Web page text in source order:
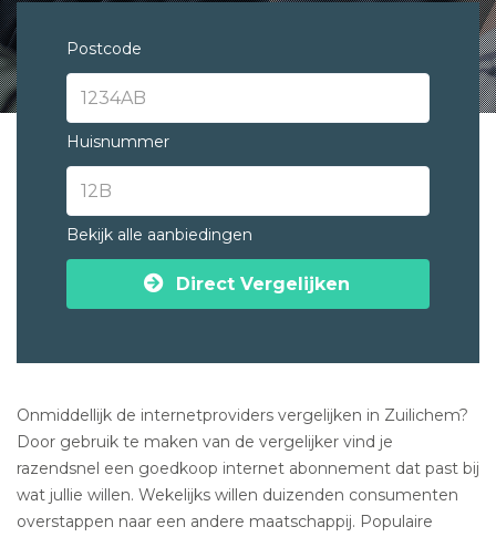
Postcode
Huisnummer
Bekijk alle aanbiedingen
Direct Vergelijken
Onmiddellijk de internetproviders vergelijken in Zuilichem?
Door gebruik te maken van de vergelijker vind je
razendsnel een goedkoop internet abonnement dat past bij
wat jullie willen. Wekelijks willen duizenden consumenten
overstappen naar een andere maatschappij. Populaire